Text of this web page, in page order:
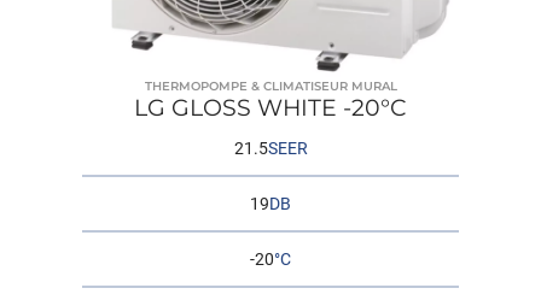
THERMOPOMPE & CLIMATISEUR MURAL
LG GLOSS WHITE -20°C
21.5SEER
19DB
-20°C